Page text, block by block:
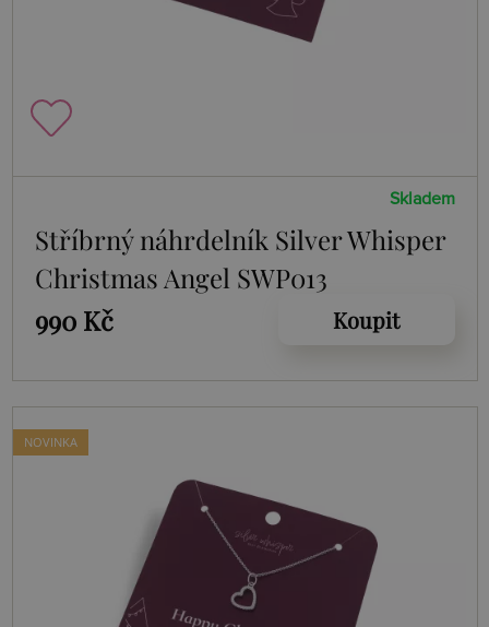
Skladem
Stříbrný náhrdelník Silver Whisper
Christmas Angel SWP013
990 Kč
Koupit
NOVINKA